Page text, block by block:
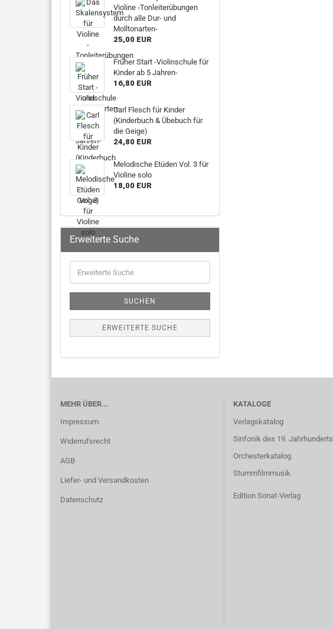
Violine -Tonleiterübungen
durch alle Dur- und
Molltonarten-
25,00 EUR
Früher Start -Violinschule für
Kinder ab 5 Jahren-
16,80 EUR
Carl Flesch für Kinder
(Kinderbuch & Übebuch für
die Geige)
24,80 EUR
Melodische Etüden Vol. 3 für
Violine solo
18,00 EUR
Erweiterte Suche
SUCHEN
ERWEITERTE SUCHE
MEHR ÜBER...
Impressum
Widerrufsrecht
AGB
Liefer- und Versandkosten
Datenschutz
KATALOGE
Verlagskatalog
Sinfonik des 19. Jahrhunderts
Orchesterkatalog
Stummfilmmusik
Edition Sonat-Verlag